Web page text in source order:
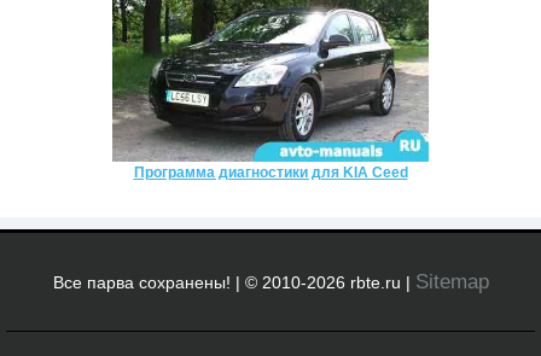
Программа диагностики для KIA Ceed
Все парва сохранены! | © 2010-2026 rbte.ru | Sitemap